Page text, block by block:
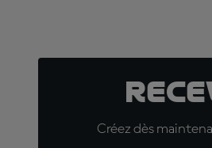
Créez dès